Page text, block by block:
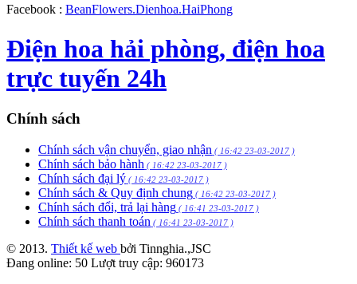
Facebook : BeanFlowers.Dienhoa.HaiPhong
Điện hoa hải phòng, điện hoa
trực tuyến 24h
Chính sách
Chính sách vận chuyển, giao nhận ( 16:42 23-03-2017 )
Chính sách bảo hành ( 16:42 23-03-2017 )
Chính sách đại lý ( 16:42 23-03-2017 )
Chính sách & Quy định chung ( 16:42 23-03-2017 )
Chính sách đổi, trả lại hàng ( 16:41 23-03-2017 )
Chính sách thanh toán ( 16:41 23-03-2017 )
© 2013. Thiết kế web bởi Tinnghia.,JSC
Đang online: 50 Lượt truy cập: 960173